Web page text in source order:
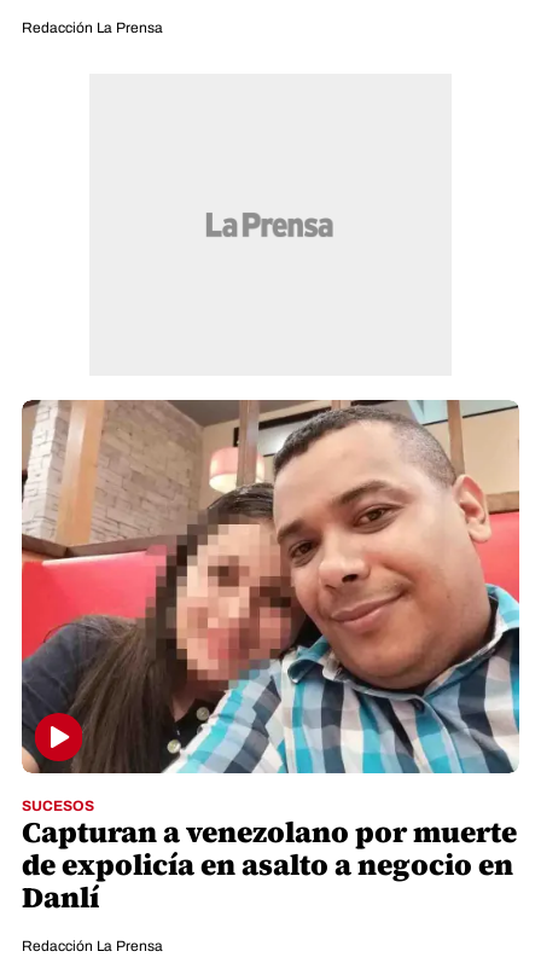
Redacción La Prensa
SUCESOS
Capturan a venezolano por muerte
de expolicía en asalto a negocio en
Danlí
Redacción La Prensa